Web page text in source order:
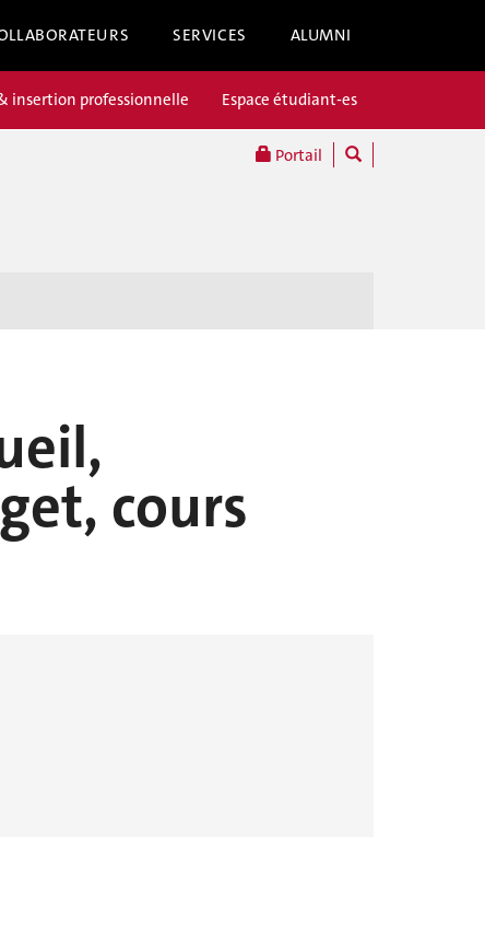
SERVICES ALUMNI
Portail
insertion professionnelle Espace étudiant-es
cours